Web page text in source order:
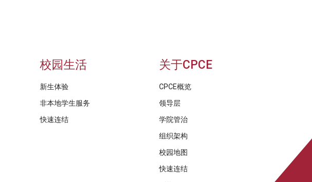
校园生活
新生体验
非本地学生服务
快速连结
关于CPCE
CPCE概览
领导层
学院管治
组织架构
校园地图
快速连结